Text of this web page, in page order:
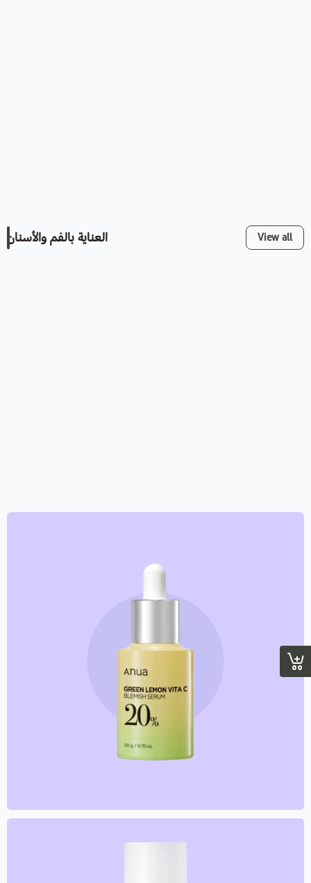
العناية بالفم والأسنان View all